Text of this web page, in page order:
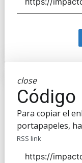
close
Código
Para copiar el
portapapeles,
RSS link